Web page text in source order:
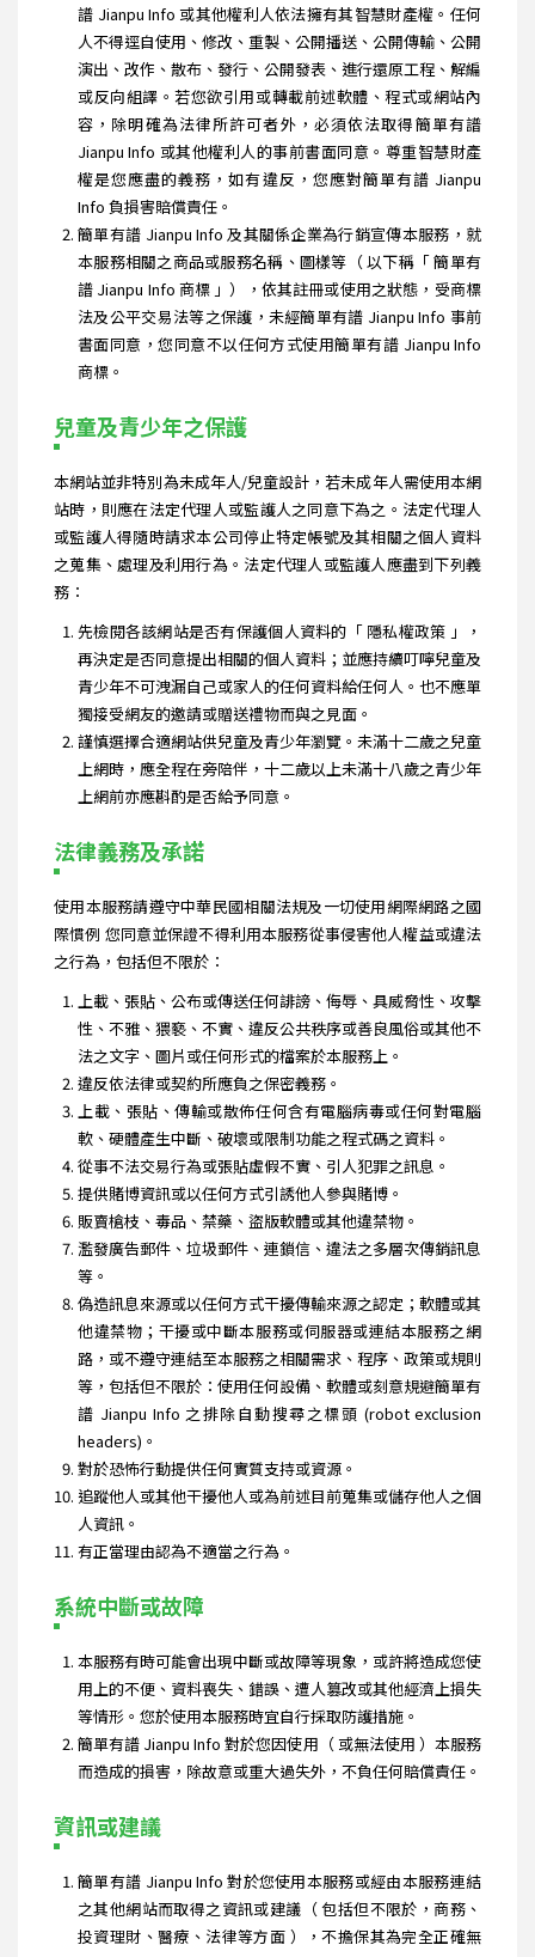
譜 Jianpu Info 或其他權利人依法擁有其智慧財產權。任何
人不得逕自使用、修改、重製、公開播送、公開傳輸、公開
演出、改作、散布、發行、公開發表、進行還原工程、解編
或反向組譯。若您欲引用或轉載前述軟體、程式或網站內
容，除明確為法律所許可者外，必須依法取得簡單有譜
Jianpu Info 或其他權利人的事前書面同意。尊重智慧財產
權是您應盡的義務，如有違反，您應對簡單有譜 Jianpu
Info 負損害賠償責任。
簡單有譜 Jianpu Info 及其關係企業為行銷宣傳本服務，就
本服務相關之商品或服務名稱、圖樣等（ 以下稱「 簡單有
譜 Jianpu Info 商標 」），依其註冊或使用之狀態，受商標
法及公平交易法等之保護，未經簡單有譜 Jianpu Info 事前
書面同意，您同意不以任何方式使用簡單有譜 Jianpu Info
商標。
兒童及青少年之保護
本網站並非特別為未成年人/兒童設計，若未成年人需使用本網
站時，則應在法定代理人或監護人之同意下為之。法定代理人
或監護人得隨時請求本公司停止特定帳號及其相關之個人資料
之蒐集、處理及利用行為。法定代理人或監護人應盡到下列義
務：
先檢閱各該網站是否有保護個人資料的「 隱私權政策 」，
再決定是否同意提出相關的個人資料；並應持續叮嚀兒童及
青少年不可洩漏自己或家人的任何資料給任何人。也不應單
獨接受網友的邀請或贈送禮物而與之見面。
謹慎選擇合適網站供兒童及青少年瀏覽。未滿十二歲之兒童
上網時，應全程在旁陪伴，十二歲以上未滿十八歲之青少年
上網前亦應斟酌是否給予同意。
法律義務及承諾
使用本服務請遵守中華民國相關法規及一切使用網際網路之國
際慣例 您同意並保證不得利用本服務從事侵害他人權益或違法
之行為，包括但不限於：
上載、張貼、公布或傳送任何誹謗、侮辱、具威脅性、攻擊
性、不雅、猥褻、不實、違反公共秩序或善良風俗或其他不
法之文字、圖片或任何形式的檔案於本服務上。
違反依法律或契約所應負之保密義務。
上載、張貼、傳輸或散佈任何含有電腦病毒或任何對電腦
軟、硬體產生中斷、破壞或限制功能之程式碼之資料。
從事不法交易行為或張貼虛假不實、引人犯罪之訊息。
提供賭博資訊或以任何方式引誘他人參與賭博。
販賣槍枝、毒品、禁藥、盜版軟體或其他違禁物。
濫發廣告郵件、垃圾郵件、連鎖信、違法之多層次傳銷訊息
等。
偽造訊息來源或以任何方式干擾傳輸來源之認定；軟體或其
他違禁物；干擾或中斷本服務或伺服器或連結本服務之網
路，或不遵守連結至本服務之相關需求、程序、政策或規則
等，包括但不限於：使用任何設備、軟體或刻意規避簡單有
譜 Jianpu Info 之排除自動搜尋之標頭 (robot exclusion
headers)。
對於恐怖行動提供任何實質支持或資源。
追蹤他人或其他干擾他人或為前述目前蒐集或儲存他人之個
人資訊。
有正當理由認為不適當之行為。
系統中斷或故障
本服務有時可能會出現中斷或故障等現象，或許將造成您使
用上的不便、資料喪失、錯誤、遭人篡改或其他經濟上損失
等情形。您於使用本服務時宜自行採取防護措施。
簡單有譜 Jianpu Info 對於您因使用（ 或無法使用 ）本服務
而造成的損害，除故意或重大過失外，不負任何賠償責任。
資訊或建議
簡單有譜 Jianpu Info 對於您使用本服務或經由本服務連結
之其他網站而取得之資訊或建議（ 包括但不限於，商務、
投資理財、醫療、法律等方面 ），不擔保其為完全正確無